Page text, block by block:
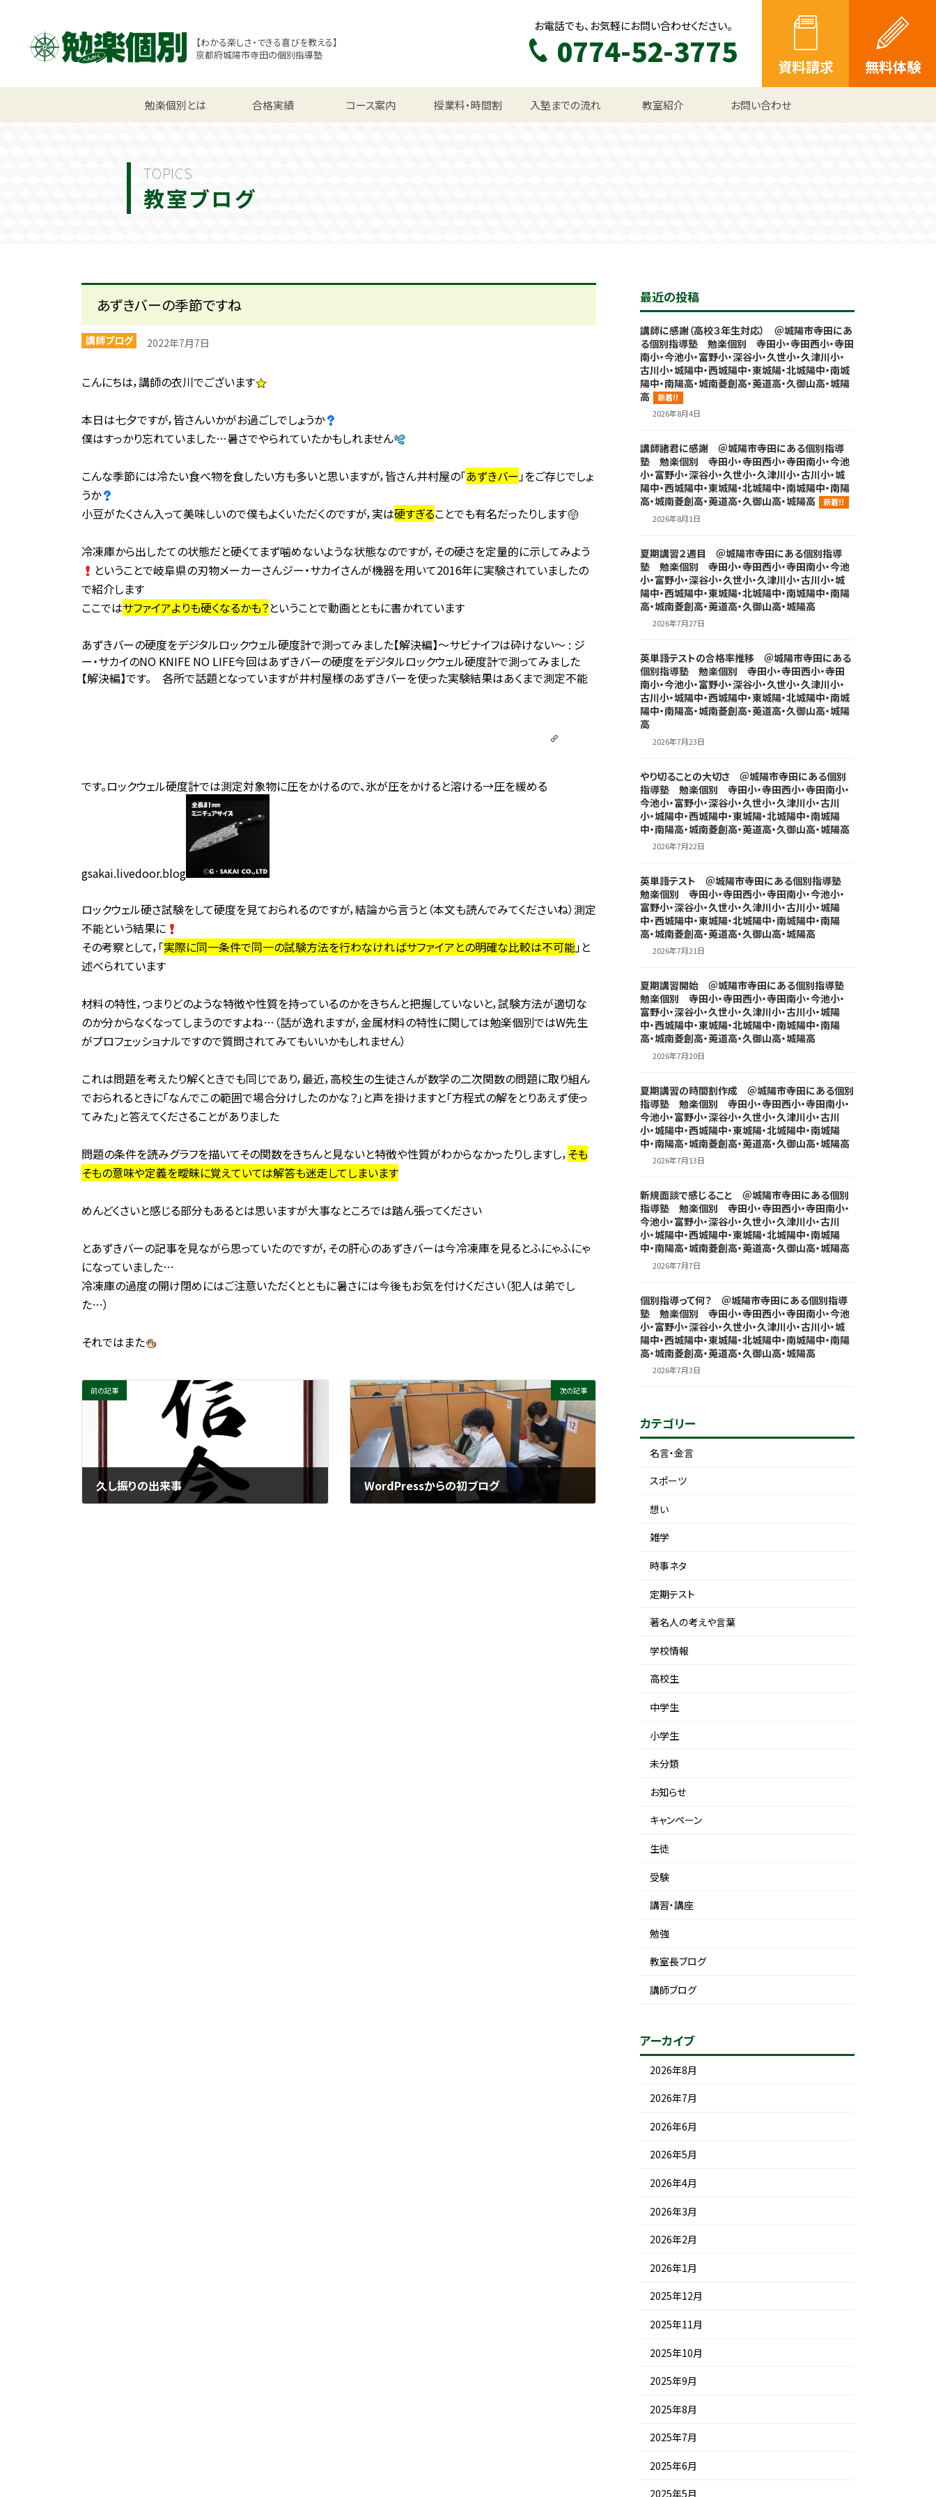
【わかる楽しさ・できる喜びを教える】
京都府城陽市寺田の個別指導塾
お電話でも、お気軽にお問い合わせください。
0774-52-3775 資料請求 無料体験
勉楽個別とは 合格実績 コース案内
小学生コース 中学生コース 高校生コース 授業料・時間割 入塾までの流れ 教室紹介 お問い合わせ
TOPICS
教室ブログ
あずきバーの季節ですね
講師ブログ 2022年7月7日
こんにちは，講師の衣川でございます
本日は七夕ですが，皆さんいかがお過ごしでしょうか
僕はすっかり忘れていました…暑さでやられていたかもしれません
こんな季節には冷たい食べ物を食したい方も多いと思いますが，皆さん井村屋の「あずきバー」をご存じでしょ
うか
小豆がたくさん入って美味しいので僕もよくいただくのですが，実は硬すぎることでも有名だったりします
冷凍庫から出したての状態だと硬くてまず噛めないような状態なのですが，その硬さを定量的に示してみよう
ということで岐阜県の刃物メーカーさんジー・サカイさんが機器を用いて2016年に実験されていましたの
で紹介します
ここではサファイアよりも硬くなるかも？ということで動画とともに書かれています
あずきバーの硬度をデジタルロックウェル硬度計で測ってみました【解決編】～サビナイフは砕けない～ : ジ
ー・サカイのNO KNIFE NO LIFE今回はあずきバーの硬度をデジタルロックウェル硬度計で測ってみました
【解決編】です。 各所で話題となっていますが井村屋様のあずきバーを使った実験結果はあくまで測定不能
です。ロックウェル硬度計では測定対象物に圧をかけるので、氷が圧をかけると溶ける→圧を緩める
gsakai.livedoor.blog
ロックウェル硬さ試験をして硬度を見ておられるのですが，結論から言うと（本文も読んでみてくださいね）測定
不能という結果に
その考察として，「実際に同一条件で同一の試験方法を行わなければサファイアとの明確な比較は不可能」と
述べられています
材料の特性，つまりどのような特徴や性質を持っているのかをきちんと把握していないと，試験方法が適切な
のか分からなくなってしまうのですよね…（話が逸れますが，金属材料の特性に関しては勉楽個別ではW先生
がプロフェッショナルですので質問されてみてもいいかもしれません）
これは問題を考えたり解くときでも同じであり，最近，高校生の生徒さんが数学の二次関数の問題に取り組ん
でおられるときに「なんでこの範囲で場合分けしたのかな？」と声を掛けますと「方程式の解をとりあえず使っ
てみた」と答えてくださることがありました
問題の条件を読みグラフを描いてその関数をきちんと見ないと特徴や性質がわからなかったりしますし， そも
そもの意味や定義を曖昧に覚えていては解答も迷走してしまいます
めんどくさいと感じる部分もあるとは思いますが大事なところでは踏ん張ってください
とあずきバーの記事を見ながら思っていたのですが，その肝心のあずきバーは今冷凍庫を見るとふにゃふにゃ
になっていました…
冷凍庫の過度の開け閉めにはご注意いただくとともに暑さには今後もお気を付けください（犯人は弟でし
た…）
それではまた
前の記事
久し振りの出来事
次の記事
WordPressからの初ブログ
最近の投稿
講師に感謝（高校３年生対応） ＠城陽市寺田にあ
る個別指導塾 勉楽個別 寺田小・寺田西小・寺田
南小・今池小・富野小・深谷小・久世小・久津川小・
古川小・城陽中・西城陽中・東城陽・北城陽中・南城
陽中・南陽高・城南菱創高・莵道高・久御山高・城陽
高
新着!!
2026年8月4日
講師諸君に感謝 ＠城陽市寺田にある個別指導
塾 勉楽個別 寺田小・寺田西小・寺田南小・今池
小・富野小・深谷小・久世小・久津川小・古川小・城
陽中・西城陽中・東城陽・北城陽中・南城陽中・南陽
高・城南菱創高・莵道高・久御山高・城陽高
新着!!
2026年8月1日
夏期講習２週目 ＠城陽市寺田にある個別指導
塾 勉楽個別 寺田小・寺田西小・寺田南小・今池
小・富野小・深谷小・久世小・久津川小・古川小・城
陽中・西城陽中・東城陽・北城陽中・南城陽中・南陽
高・城南菱創高・莵道高・久御山高・城陽高
2026年7月27日
英単語テストの合格率推移 ＠城陽市寺田にある
個別指導塾 勉楽個別 寺田小・寺田西小・寺田
南小・今池小・富野小・深谷小・久世小・久津川小・
古川小・城陽中・西城陽中・東城陽・北城陽中・南城
陽中・南陽高・城南菱創高・莵道高・久御山高・城陽
高
2026年7月23日
やり切ることの大切さ ＠城陽市寺田にある個別
指導塾 勉楽個別 寺田小・寺田西小・寺田南小・
今池小・富野小・深谷小・久世小・久津川小・古川
小・城陽中・西城陽中・東城陽・北城陽中・南城陽
中・南陽高・城南菱創高・莵道高・久御山高・城陽高
2026年7月22日
英単語テスト ＠城陽市寺田にある個別指導塾
勉楽個別 寺田小・寺田西小・寺田南小・今池小・
富野小・深谷小・久世小・久津川小・古川小・城陽
中・西城陽中・東城陽・北城陽中・南城陽中・南陽
高・城南菱創高・莵道高・久御山高・城陽高
2026年7月21日
夏期講習開始 ＠城陽市寺田にある個別指導塾
勉楽個別 寺田小・寺田西小・寺田南小・今池小・
富野小・深谷小・久世小・久津川小・古川小・城陽
中・西城陽中・東城陽・北城陽中・南城陽中・南陽
高・城南菱創高・莵道高・久御山高・城陽高
2026年7月20日
夏期講習の時間割作成 ＠城陽市寺田にある個別
指導塾 勉楽個別 寺田小・寺田西小・寺田南小・
今池小・富野小・深谷小・久世小・久津川小・古川
小・城陽中・西城陽中・東城陽・北城陽中・南城陽
中・南陽高・城南菱創高・莵道高・久御山高・城陽高
2026年7月13日
新規面談で感じること ＠城陽市寺田にある個別
指導塾 勉楽個別 寺田小・寺田西小・寺田南小・
今池小・富野小・深谷小・久世小・久津川小・古川
小・城陽中・西城陽中・東城陽・北城陽中・南城陽
中・南陽高・城南菱創高・莵道高・久御山高・城陽高
2026年7月7日
個別指導って何？ ＠城陽市寺田にある個別指導
塾 勉楽個別 寺田小・寺田西小・寺田南小・今池
小・富野小・深谷小・久世小・久津川小・古川小・城
陽中・西城陽中・東城陽・北城陽中・南城陽中・南陽
高・城南菱創高・莵道高・久御山高・城陽高
2026年7月3日
カテゴリー
名言・金言
スポーツ
想い
雑学
時事ネタ
定期テスト
著名人の考えや言葉
学校情報
高校生
中学生
小学生
未分類
お知らせ
キャンペーン
生徒
受験
講習・講座
勉強
教室長ブログ
講師ブログ
アーカイブ
2026年8月
2026年7月
2026年6月
2026年5月
2026年4月
2026年3月
2026年2月
2026年1月
2025年12月
2025年11月
2025年10月
2025年9月
2025年8月
2025年7月
2025年6月
2025年5月